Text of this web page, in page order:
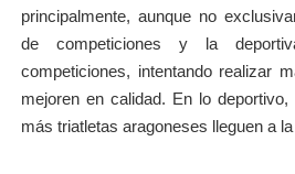
principalmente, aunque no
de competiciones y la
competiciones, intentando realizar
mejoren en calidad. En lo
más triatletas aragoneses lleguen a